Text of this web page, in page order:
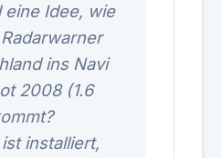
eine Idee, wie
ins Navi
2008 (1.6
installiert,